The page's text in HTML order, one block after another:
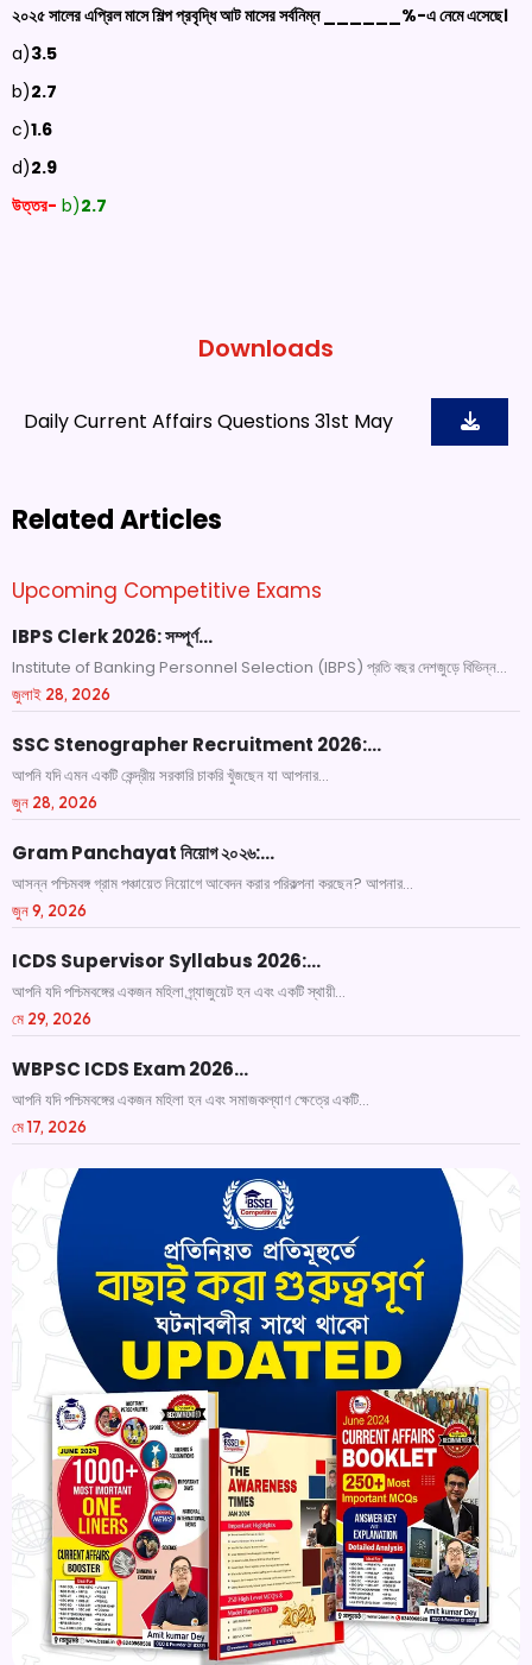
২০২৫ সালের এপ্রিল মাসে শিল্প প্রবৃদ্ধি আট মাসের সর্বনিম্ন ______%-এ নেমে এসেছে।
a)3.5
b)2.7
c)1.6
d)2.9
উত্তর- b)2.7
Downloads
Daily Current Affairs Questions 31st May
Related Articles
Upcoming Competitive Exams
IBPS Clerk 2026: সম্পূর্ণ…
Institute of Banking Personnel Selection (IBPS) প্রতি বছর দেশজুড়ে বিভিন্ন...
জুলাই 28, 2026
SSC Stenographer Recruitment 2026:…
আপনি যদি এমন একটি কেন্দ্রীয় সরকারি চাকরি খুঁজছেন যা আপনার...
জুন 28, 2026
Gram Panchayat নিয়োগ ২০২৬:…
আসন্ন পশ্চিমবঙ্গ গ্রাম পঞ্চায়েত নিয়োগে আবেদন করার পরিকল্পনা করছেন? আপনার...
জুন 9, 2026
ICDS Supervisor Syllabus 2026:…
আপনি যদি পশ্চিমবঙ্গের একজন মহিলা গ্র্যাজুয়েট হন এবং একটি স্থায়ী...
মে 29, 2026
WBPSC ICDS Exam 2026…
আপনি যদি পশ্চিমবঙ্গের একজন মহিলা হন এবং সমাজকল্যাণ ক্ষেত্রে একটি...
মে 17, 2026